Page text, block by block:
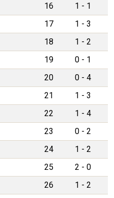
16 1 - 1
17 1 - 3
18 1 - 2
19 0 - 1
20 0 - 4
21 1 - 3
22 1 - 4
23 0 - 2
24 1 - 2
25 2 - 0
26 1 - 2